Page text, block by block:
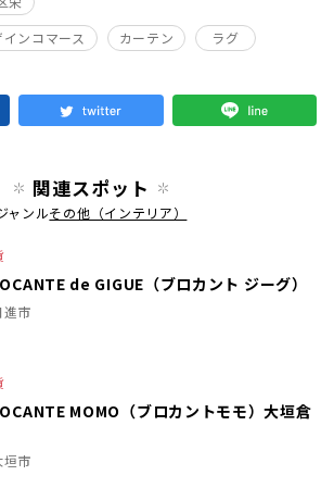
ンコマース カーテン
ラグ
関連スポット
ャンルその他（インテリア）
de GIGUE（ブロカント ジーグ）
進市
MOMO（ブロカントモモ）大垣倉
垣市